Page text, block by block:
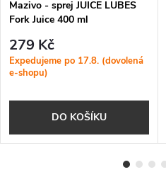
Mazivo - sprej JUICE LUBES
Fork Juice 400 ml
279 Kč
Expedujeme po 17.8. (dovolená
e-shopu)
DO KOŠÍKU